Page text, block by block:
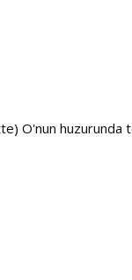
O'nun huzurunda